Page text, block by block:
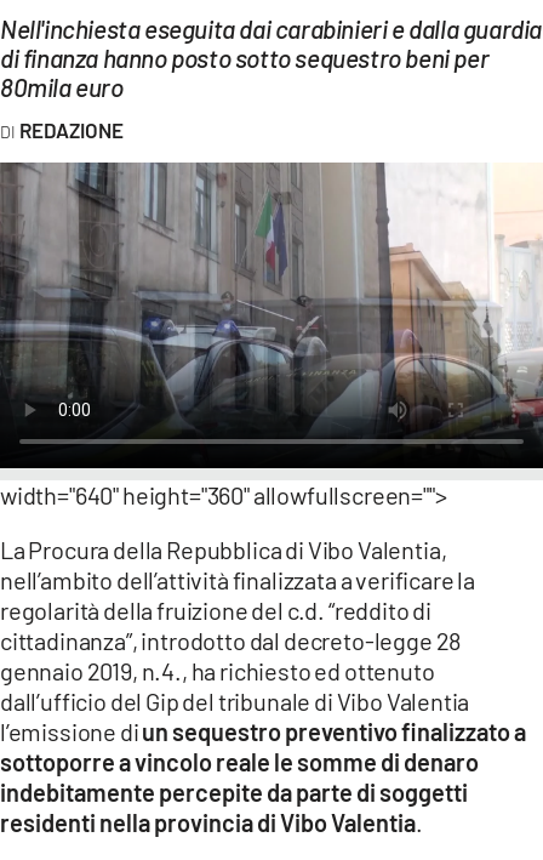
LAC NETWORK
LAC ONAIR
Network
LACPLAY.IT
LACTV.IT
LACONAIR.IT
LACITYMAG.IT
ILREGGINO.IT
CATANZAROCHANNEL.IT
LACAPITALENEWS.IT
App
ANDROID
APPLE
Nell'inchiesta eseguita dai carabinieri e dalla guardia
di finanza hanno posto sotto sequestro beni per
80mila euro
REDAZIONE
width="640" height="360" allowfullscreen="">
La Procura della Repubblica di Vibo Valentia,
nell’ambito dell’attività finalizzata a verificare la
regolarità della fruizione del c.d. “reddito di
cittadinanza”, introdotto dal decreto-legge 28
gennaio 2019, n.4., ha richiesto ed ottenuto
dall’ufficio del Gip del tribunale di Vibo Valentia
l’emissione diun sequestro preventivo finalizzato a
sottoporre a vincolo reale le somme di denaro
indebitamente percepite da parte di soggetti
residenti nella provincia di Vibo Valentia